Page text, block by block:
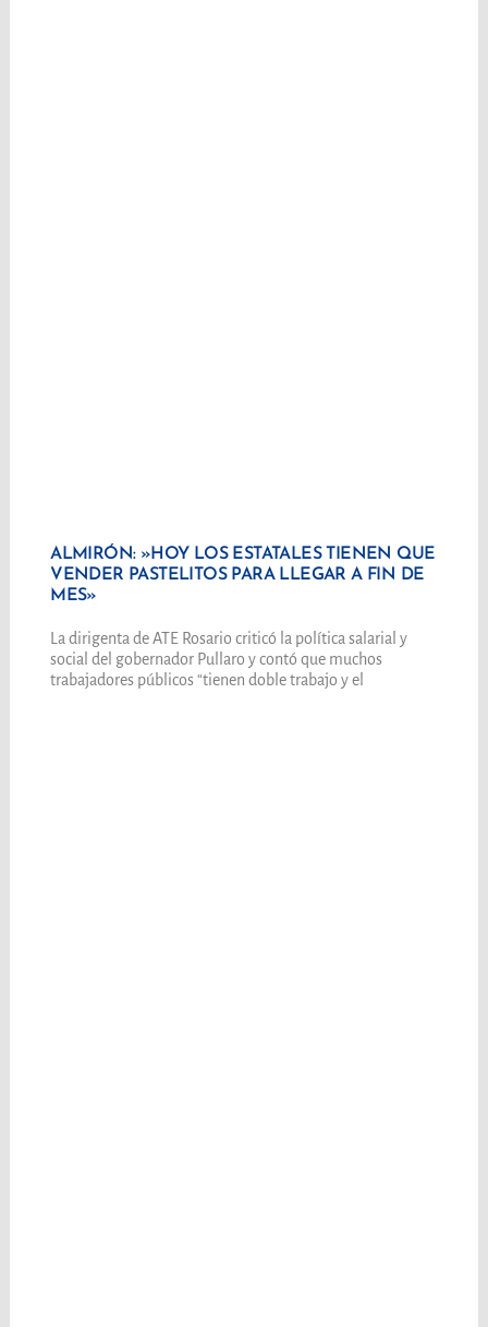
ALMIRÓN: »HOY LOS ESTATALES TIENEN QUE
VENDER PASTELITOS PARA LLEGAR A FIN DE
MES»
La dirigenta de ATE Rosario criticó la política salarial y
social del gobernador Pullaro y contó que muchos
trabajadores públicos “tienen doble trabajo y el